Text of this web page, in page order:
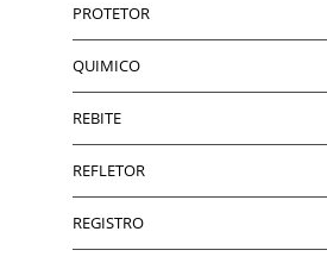
PROTETOR
QUIMICO
REBITE
REFLETOR
REGISTRO